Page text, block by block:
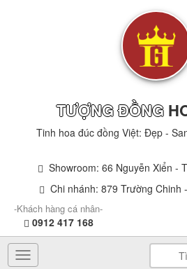
TƯỢNG ĐỒNG
Tinh hoa đúc đồng Việt: Đẹp -
Showroom: 66 Nguyễn Xiển -
Chi nhánh: 879 Trường Chinh
-Khách hàng cá nhân-
0912 417 168
Toggle